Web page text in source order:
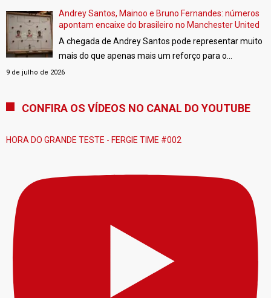
especializadas fazem estimativas com base em
documentos públicos, demonstrações financeiras e
informações de mercado.[…]
Andrey Santos, Mainoo e Bruno Fernandes: números
apontam encaixe do brasileiro no Manchester United
A chegada de Andrey Santos pode representar muito
mais do que apenas mais um reforço para o
Manchester United. Os dados da DataMB indicam que
Fernandes, formando um trio de meio-campo
9 de julho de 2026
CONFIRA OS VÍDEOS NO CANAL DO YOUTUBE
HORA DO GRANDE TESTE - FERGIE TIME #002